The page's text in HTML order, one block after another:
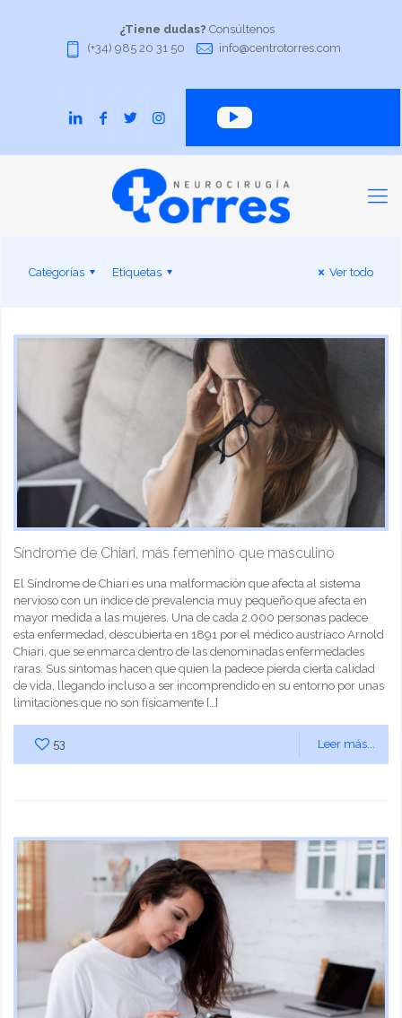
¿Tiene dudas? Consúltenos
(+34) 985 20 31 50
info@centrotorres.com
Categorías Etiquetas Ver todo
Síndrome de Chiari, más femenino que masculino
El Síndrome de Chiari es una malformación que afecta al sistema
nervioso con un índice de prevalencia muy pequeño que afecta en
mayor medida a las mujeres. Una de cada 2.000 personas padece
esta enfermedad, descubierta en 1891 por el médico austríaco Arnold
Chiari, que se enmarca dentro de las denominadas enfermedades
raras. Sus síntomas hacen que quien la padece pierda cierta calidad
de vida, llegando incluso a ser incomprendido en su entorno por unas
limitaciones que no son físicamente […]
53 Leer más...